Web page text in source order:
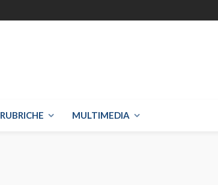
RUBRICHE MULTIMEDIA